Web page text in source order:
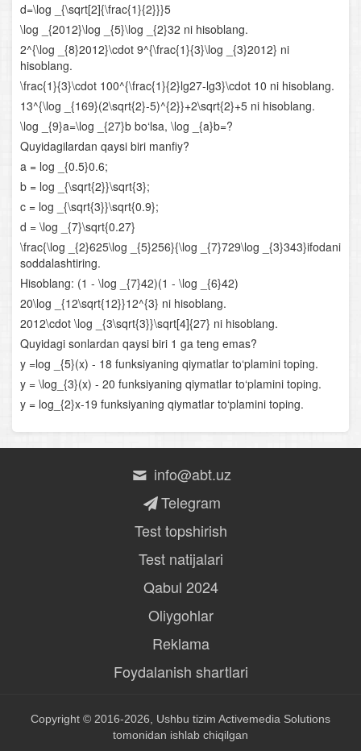
Parametrli tengsizliklar
Irratsional tenglamalar va tengsizliklar
Arifmetik progressiya
Sonlarga oid masalalar
Harakatga oid masalalar
Aralashmaga oid masalalar
Funksiyalarning xossalari
Aralash bo‘lim
Ko‘rsatkichli funksiya va uning xossalari
Ko‘rsatkichli tenglamalar
Ko‘rsatkichli tengsizliklar
Logarifmik funksiya va uning xossalari
Logarifmik ifodalarni shakl almashtirish
Logarifmik tenglamalar
Logarifmik tengsizliklar
Yig‘indi va ayirmaning hosilasi
Murakkab funksiyaning hosilasi
Funksiyaning o‘sish va kamayish oraliqlari
Funksiyaning ekstremumlari
Funksiyaning oraliqdagi eng katta va eng kichik
d=\log _{\sqrt[2]{\frac{1}{2}}}5
\log _{2012}\log _{5}\log _{2}32 ni hisoblang.
2^{\log _{8}2012}\cdot 9^{\frac{1}{3}\log _{3}2012} ni
hisoblang.
\frac{1}{3}\cdot 100^{\frac{1}{2}lg27-lg3}\cdot 10 ni hisoblang.
13^{\log _{169}(2\sqrt{2}-5)^{2}}+2\sqrt{2}+5 ni hisoblang.
\log _{9}a=\log _{27}b bo‘lsa, \log _{a}b=?
Quyidagilardan qaysi biri manfiy?
a = log _{0.5}0.6;
b = log _{\sqrt{2}}\sqrt{3};
c = log _{\sqrt{3}}\sqrt{0.9};
d = \log _{7}\sqrt{0.27}
\frac{\log _{2}625\log _{5}256}{\log _{7}729\log _{3}343}ifodani
soddalashtiring.
Hisoblang: (1 - \log _{7}42)(1 - \log _{6}42)
20\log _{12\sqrt{12}}12^{3} ni hisoblang.
2012\cdot \log _{3\sqrt{3}}\sqrt[4]{27} ni hisoblang.
Quyidagi sonlardan qaysi biri 1 ga teng emas?
y =log _{5}(x) - 18 funksiyaning qiymatlar to‘plamini toping.
y = \log_{3}(x) - 20 funksiyaning qiymatlar to‘plamini toping.
y = log_{2}x-19 funksiyaning qiymatlar to‘plamini toping.
info@abt.uz
Telegram
Test topshirish
Test natijalari
Qabul 2024
Oliygohlar
Reklama
Foydalanish shartlari
Copyright © 2016-2026, Ushbu tizim Activemedia Solutions
tomonidan ishlab chiqilgan